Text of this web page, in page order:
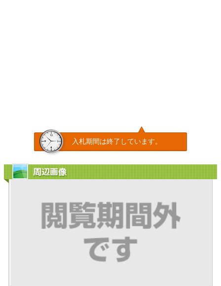
入札期間は終了しています。
周辺画像